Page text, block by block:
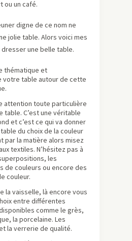
ou un café.
digne de ce nom ne
jolie table. Alors voici mes
une belle table.
thématique et
votre table autour de cette
attention toute particulière
table. C’est une véritable
et c’est ce qui va donner
du choix de la couleur
par la matière alors misez
textiles. N’hésitez pas à
les
de couleurs ou encore des
couleur.
la vaisselle, là encore vous
entre différentes
comme le grès,
la porcelaine. Les
la verrerie de qualité.